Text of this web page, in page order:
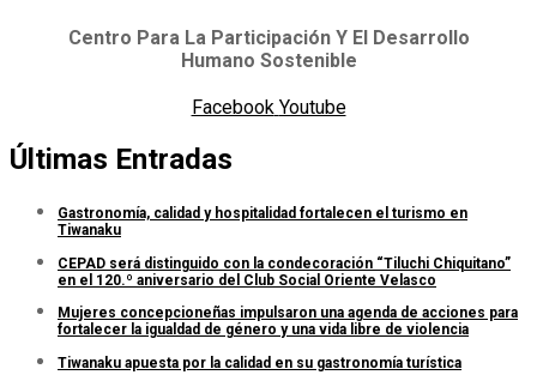
Centro Para La Participación Y El Desarrollo
Humano Sostenible
Facebook Youtube
Últimas Entradas
Gastronomía, calidad y hospitalidad fortalecen el turismo en
Tiwanaku
CEPAD será distinguido con la condecoración “Tiluchi Chiquitano”
en el 120.º aniversario del Club Social Oriente Velasco
Mujeres concepcioneñas impulsaron una agenda de acciones para
fortalecer la igualdad de género y una vida libre de violencia
Tiwanaku apuesta por la calidad en su gastronomía turística